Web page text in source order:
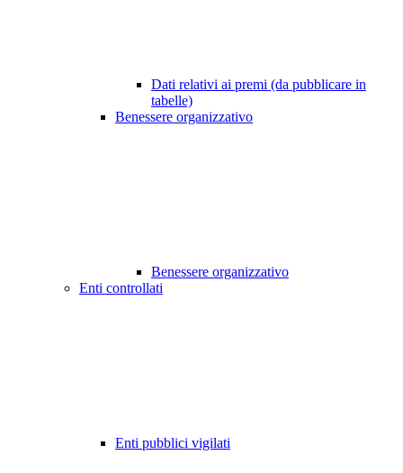
Dati relativi ai premi (da pubblicare in
tabelle)
Benessere organizzativo
Benessere organizzativo
Enti controllati
Enti pubblici vigilati